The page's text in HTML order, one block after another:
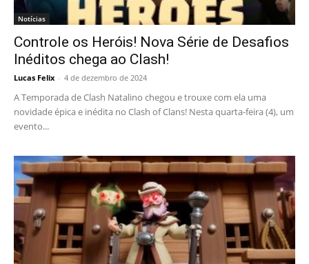
Notícias
Controle os Heróis! Nova Série de Desafios
Inéditos chega ao Clash!
Lucas Felix - 4 de dezembro de 2024
A Temporada de Clash Natalino chegou e trouxe com ela uma
novidade épica e inédita no Clash of Clans! Nesta quarta-feira (4), um
evento...